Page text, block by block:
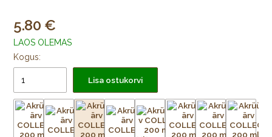
5.80
LAOS OLEMAS
Kogus:
Lisa ostukorvi